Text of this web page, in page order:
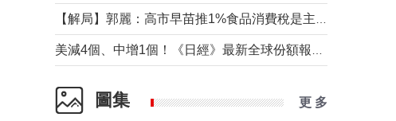
圖集 更 多